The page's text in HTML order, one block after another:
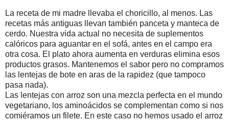
La receta de mi madre llevaba el choricillo, al menos. Las
recetas más antiguas llevan también panceta y manteca de
cerdo. Nuestra vida actual no necesita de suplementos
calóricos para aguantar en el sofá, antes en el campo era
otra cosa. El plato ahora aumenta en verduras elimina esos
productos grasos. Mantenemos el sabor pero no compramos
las lentejas de bote en aras de la rapidez (que tampoco
pasa nada).
Las lentejas con arroz son una mezcla perfecta en el mundo
vegetariano, los aminoácidos se complementan como si nos
comiéramos un filete. En este caso no hemos usado el arroz